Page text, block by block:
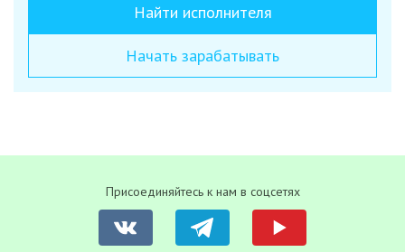
Найти исполнителя
Начать зарабатывать
Присоединяйтесь к нам в соцсетях